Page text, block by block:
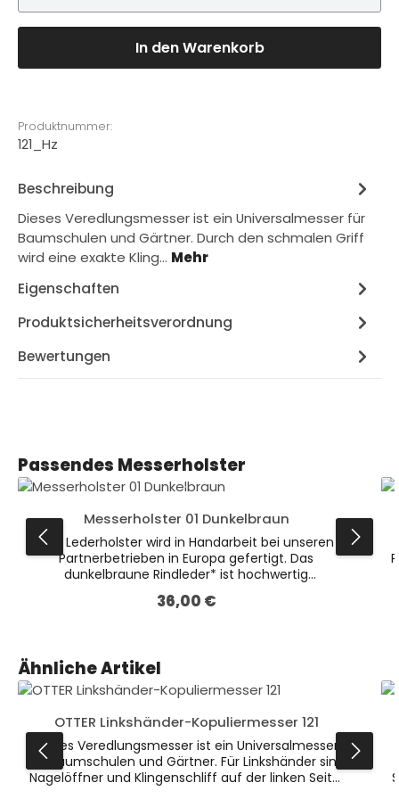
In den Warenkorb
Produktnummer:
121_Hz
Beschreibung
Dieses Veredlungsmesser ist ein Universalmesser für
Baumschulen und Gärtner. Durch den schmalen Griff
wird eine exakte Kling… Mehr
Eigenschaften
Produktsicherheitsverordnung
Bewertungen
Produktgalerie überspringen
Passendes Messerholster
Messerholster 01 Dunkelbraun
Das Lederholster wird in Handarbeit bei unseren
Partnerbetrieben in Europa gefertigt. Das
dunkelbraune Rindleder* ist hochwertig
optimalen Schutz.Auf der Rückseite befindet sich
Varianten. * Leder ist ein Naturprodukt. Farbliche
Abweichungen sind möglich.
Regulärer Preis:
36,00 €
Produktgalerie überspringen
Ähnliche Artikel
OTTER Linkshänder-Kopuliermesser 121
Dieses Veredlungsmesser ist ein Universalmesser
für Baumschulen und Gärtner. Für Linkshänder sind
Nagelöffner und Klingenschliff auf der linken Seite.